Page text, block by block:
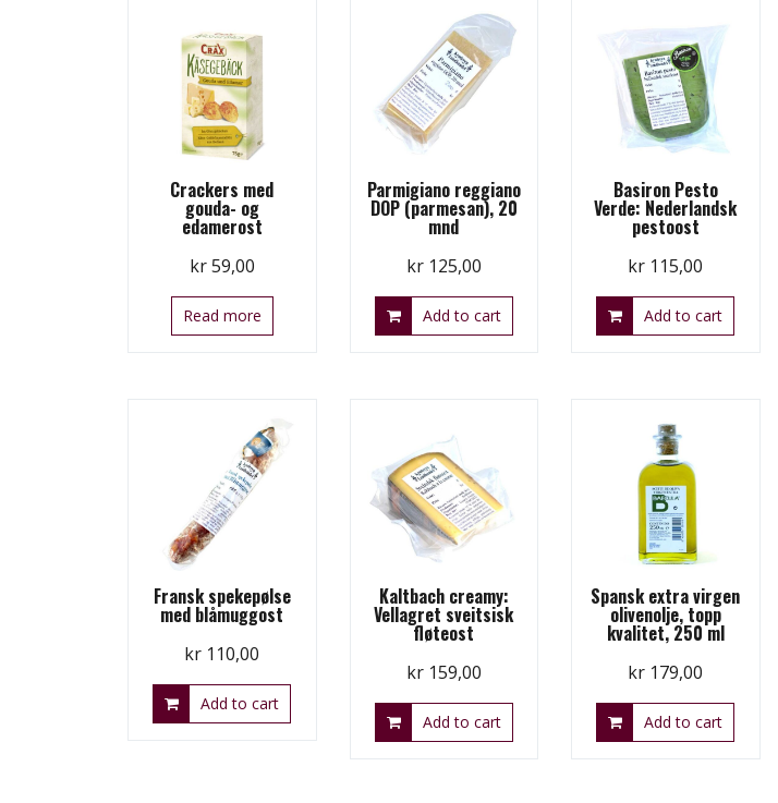
Crackers med
gouda- og
edamerost
kr59,00
Read more
Parmigiano reggiano
DOP (parmesan), 20
mnd
kr125,00
Add to cart
Basiron Pesto
Verde: Nederlandsk
pestoost
kr 115,00
Add to cart
Fransk spekepølse
med blåmuggost
kr 110,00
Add to cart
Kaltbach creamy:
Vellagret sveitsisk
fløteost
kr159,00
Add to cart
Spansk extra virgen
olivenolje, topp
kvalitet, 250 ml
kr 179,00
Add to cart